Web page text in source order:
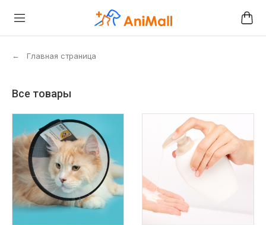
← Главная страница
Все товары